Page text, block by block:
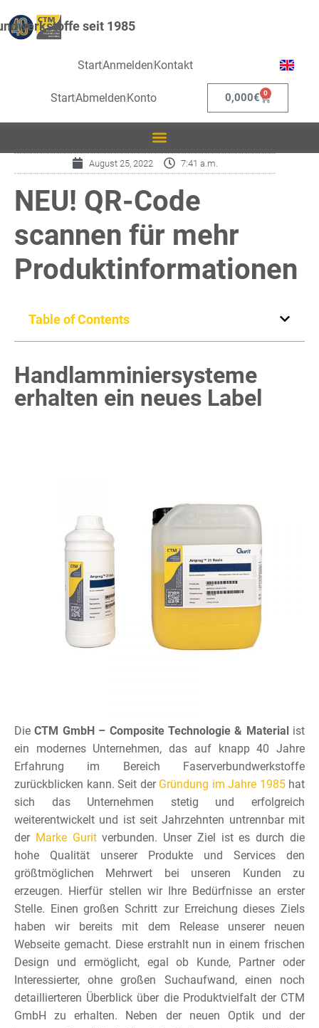
seit 1985
StartAnmeldenKontakt
StartAbmelden Konto 0,000€ 0
August 25, 2022 7:41 a.m.
NEU! QR-Code
scannen für mehr
Produktinformationen
Table of Contents
Handlamminiersysteme
erhalten ein neues Label
DieCTM GmbH – Composite Technologie & Materialist
ein modernes Unternehmen, das auf knapp 40 Jahre
Erfahrung im Bereich Faserverbundwerkstoffe
zurückblicken kann. Seit der Gründung im Jahre 1985hat
sich das Unternehmen stetig und erfolgreich
weiterentwickelt und ist seit Jahrzehnten untrennbar mit
der Marke Guritverbunden. Unser Ziel ist es durch die
hohe Qualität unserer Produkte und Services den
größtmöglichen Mehrwert bei unseren Kunden zu
erzeugen. Hierfür stellen wir Ihre Bedürfnisse an erster
Stelle. Einen großen Schritt zur Erreichung dieses Ziels
haben wir bereits mit dem Release unserer neuen
Webseite gemacht. Diese erstrahlt nun in einem frischen
Design und ermöglicht, egal ob Kunde, Partner oder
Interessierter, ohne großen Suchaufwand, einen noch
detaillierteren Überblick über die Produktvielfalt der CTM
GmbH zu erhalten. Neben der neuen Optik und der